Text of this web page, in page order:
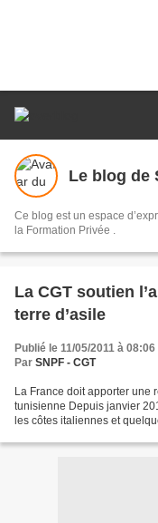
Le blog de
Ce blog est un espace d’expression du Syndicat National des Personnels de
la Formation Privée .
La CGT soutien
terre d’asile
Publié le 11/05/2011 à 08:06
Par SNPF - CGT
La France doit apporter une
tunisienne Depuis janvier
les côtes italiennes et